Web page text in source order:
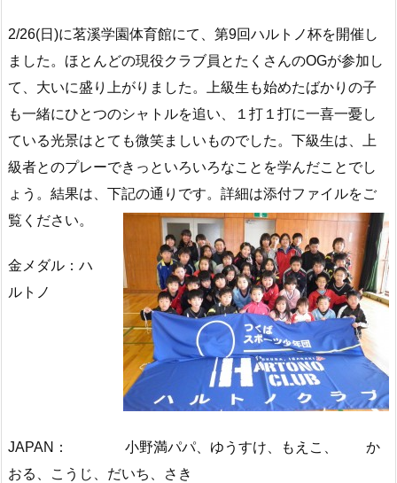
2/26(日)に茗溪学園体育館にて、第9回ハルトノ杯を開催し
ました。ほとんどの現役クラブ員とたくさんのOGが参加し
て、大いに盛り上がりました。上級生も始めたばかりの子
も一緒にひとつのシャトルを追い、１打１打に一喜一憂し
ている光景はとても微笑ましいものでした。下級生は、上
級者とのプレーできっといろいろなことを学んだことでし
ょう。結果は、下記の通りです。詳細は添付ファイルをご
覧ください。
金メダル：ハ
ルトノ
JAPAN： 小野満パパ、ゆうすけ、もえこ、 か
おる、こうじ、だいち、さき